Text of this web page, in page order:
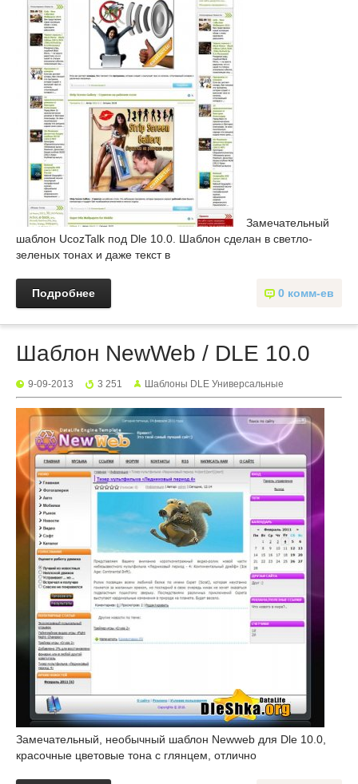
Замечательный
шаблон UcozTalk под Dle 10.0. Шаблон сделан в светло-
зеленых тонах и даже текст в
0 комм-ев
Подробнее
Шаблон NewWeb / DLE 10.0
9-09-2013 3 251 Шаблоны DLE Универсальные
Замечательный, необычный шаблон Newweb для Dle 10.0,
красочные цветовые тона с глянцем, отлично